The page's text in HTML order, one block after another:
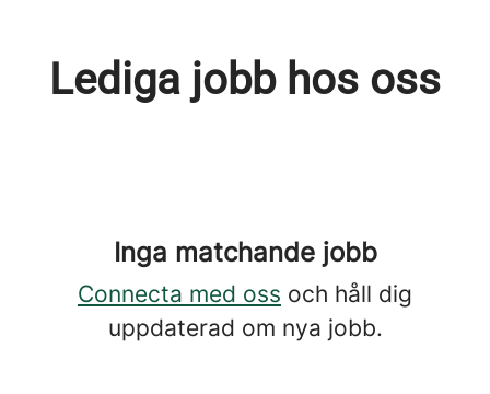
Lediga jobb hos oss
Inga matchande jobb
Connecta med oss och håll dig
uppdaterad om nya jobb.